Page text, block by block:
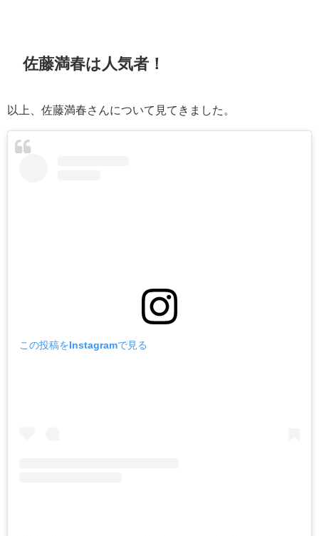
佐藤満春は人気者！
以上、佐藤満春さんについて見てきました。
この投稿をInstagramで見る